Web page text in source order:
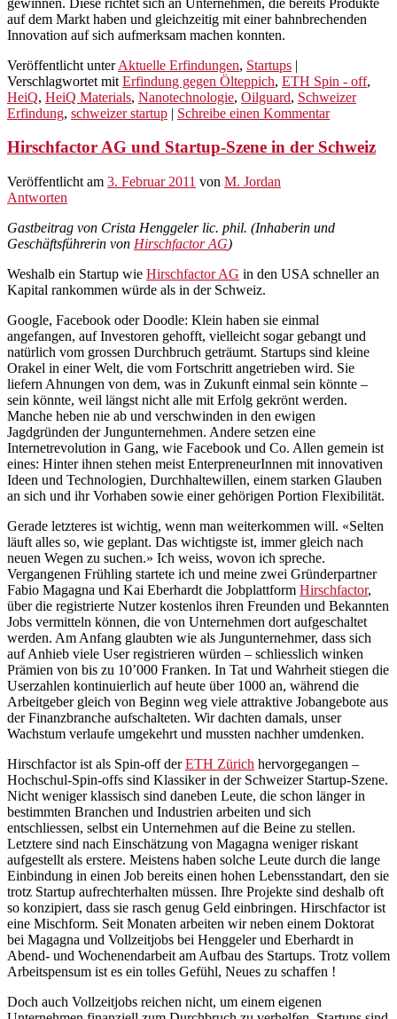
auf dem Markt haben und gleichzeitig mit einer bahnbrechenden
Innovation auf sich aufmerksam machen konnten.
Veröffentlicht unter Aktuelle Erfindungen, Startups |
Verschlagwortet mit Erfindung gegen Ölteppich, ETH Spin - off,
HeiQ, HeiQ Materials, Nanotechnologie, Oilguard, Schweizer
Erfindung, schweizer startup | Schreibe einen Kommentar
Hirschfactor AG und Startup-Szene in der Schweiz
Veröffentlicht am 3. Februar 2011 von M. Jordan
Antworten
Gastbeitrag von Crista Henggeler lic. phil. (Inhaberin und
Geschäftsführerin von Hirschfactor AG)
Weshalb ein Startup wie Hirschfactor AG in den USA schneller an
Kapital rankommen würde als in der Schweiz.
Google, Facebook oder Doodle: Klein haben sie einmal
angefangen, auf Investoren gehofft, vielleicht sogar gebangt und
natürlich vom grossen Durchbruch geträumt. Startups sind kleine
Orakel in einer Welt, die vom Fortschritt angetrieben wird. Sie
liefern Ahnungen von dem, was in Zukunft einmal sein könnte –
sein könnte, weil längst nicht alle mit Erfolg gekrönt werden.
Manche heben nie ab und verschwinden in den ewigen
Jagdgründen der Jungunternehmen. Andere setzen eine
Internetrevolution in Gang, wie Facebook und Co. Allen gemein ist
eines: Hinter ihnen stehen meist EnterpreneurInnen mit innovativen
Ideen und Technologien, Durchhaltewillen, einem starken Glauben
an sich und ihr Vorhaben sowie einer gehörigen Portion Flexibilität.
Gerade letzteres ist wichtig, wenn man weiterkommen will. «Selten
läuft alles so, wie geplant. Das wichtigste ist, immer gleich nach
neuen Wegen zu suchen.» Ich weiss, wovon ich spreche.
Vergangenen Frühling startete ich und meine zwei Gründerpartner
Fabio Magagna und Kai Eberhardt die Jobplattform Hirschfactor,
über die registrierte Nutzer kostenlos ihren Freunden und Bekannten
Jobs vermitteln können, die von Unternehmen dort aufgeschaltet
werden. Am Anfang glaubten wie als Jungunternehmer, dass sich
auf Anhieb viele User registrieren würden – schliesslich winken
Prämien von bis zu 10’000 Franken. In Tat und Wahrheit stiegen die
Userzahlen kontinuierlich auf heute über 1000 an, während die
Arbeitgeber gleich von Beginn weg viele attraktive Jobangebote aus
der Finanzbranche aufschalteten. Wir dachten damals, unser
Wachstum verlaufe umgekehrt und mussten nachher umdenken.
Hirschfactor ist als Spin-off derETH Zürich hervorgegangen –
Hochschul-Spin-offs sind Klassiker in der Schweizer Startup-Szene.
Nicht weniger klassisch sind daneben Leute, die schon länger in
bestimmten Branchen und Industrien arbeiten und sich
entschliessen, selbst ein Unternehmen auf die Beine zu stellen.
Letztere sind nach Einschätzung von Magagna weniger riskant
aufgestellt als erstere. Meistens haben solche Leute durch die lange
Einbindung in einen Job bereits einen hohen Lebensstandart, den sie
trotz Startup aufrechterhalten müssen. Ihre Projekte sind deshalb oft
so konzipiert, dass sie rasch genug Geld einbringen. Hirschfactor ist
eine Mischform. Seit Monaten arbeiten wir neben einem Doktorat
bei Magagna und Vollzeitjobs bei Henggeler und Eberhardt in
Abend- und Wochenendarbeit am Aufbau des Startups. Trotz vollem
Arbeitspensum ist es ein tolles Gefühl, Neues zu schaffen !
Doch auch Vollzeitjobs reichen nicht, um einem eigenen